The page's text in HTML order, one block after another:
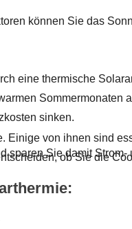
können Sie das
eine thermische
Sommermonaten
sinken.
sparen Sie damit Strom-
Einige von ihnen sind
ob Sie die